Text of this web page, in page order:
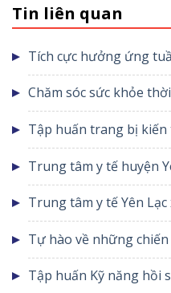
Tin liên quan
Tích cực hưởng ứng
đo huyết áp
Chăm sóc sức khỏe
Tập huấn trang bị kiến
viên dân số
Trung tâm y tế huyện
thi kiểm tra tay nghề
cho Bác sỹ dược sỹ
Trung tâm y tế Yên
tế Xanh-Sạch-Đẹp hướng tới sự hài lòng
của người bệnh
Tự hào về những
Trung tâm Y tế huyện
Tập huấn Kỹ năng hồi